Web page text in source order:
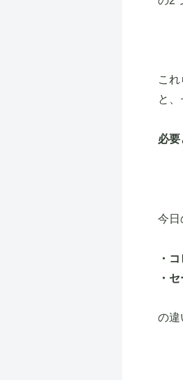
こ
と
必要
今日
・
・
の違